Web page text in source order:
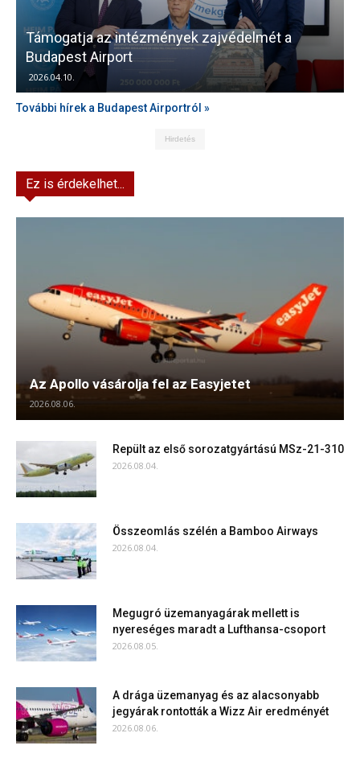
Támogatja az intézmények zajvédelmét a
Budapest Airport
2026.04.10.
További hírek a Budapest Airportról »
Hirdetés
Ez is érdekelhet...
Az Apollo vásárolja fel az Easyjetet
2026.08.06.
Repült az első sorozatgyártású MSz-21-310
2026.08.04.
Összeomlás szélén a Bamboo Airways
2026.08.04.
Megugró üzemanyagárak mellett is
nyereséges maradt a Lufthansa-csoport
2026.08.05.
A drága üzemanyag és az alacsonyabb
jegyárak rontották a Wizz Air eredményét
2026.08.06.